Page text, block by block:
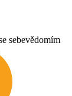
sebevědomím